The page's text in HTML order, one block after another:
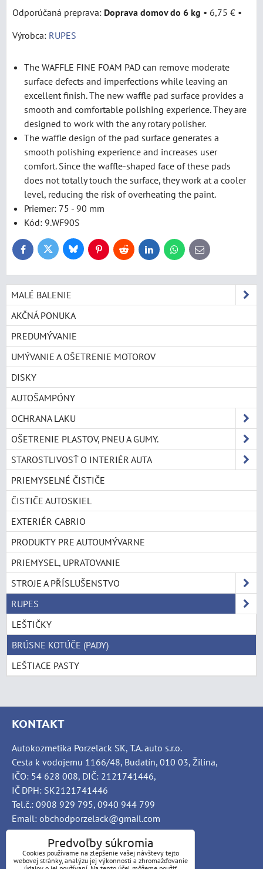
Doprava domov do 6 kg • 6,75 € •
Výrobca: RUPES
The WAFFLE FINE FOAM PAD can remove moderate
surface defects and imperfections while leaving an
excellent finish. The new waffle pad surface provides a
smooth and comfortable polishing experience. They are
designed to work with the any rotary polisher.
The waffle design of the pad surface generates a
smooth polishing experience and increases user
comfort. Since the waffle-shaped face of these pads
does not totally touch the surface, they work at a cooler
level, reducing the risk of overheating the paint.
Priemer: 75 - 90 mm
Kód: 9.WF90S
FacebookTwitter BlueskyPinterestReddit LinkedInWhatsApp
E-
mail
MALÉ BALENIE
AKČNÁ PONUKA
PREDUMÝVANIE
UMÝVANIE A OŠETRENIE MOTOROV
DISKY
AUTOŠAMPÓNY
OCHRANA LAKU
OŠETRENIE PLASTOV, PNEU A GUMY.
STAROSTLIVOSŤ O INTERIÉR AUTA
PRIEMYSELNÉ ČISTIČE
ČISTIČE AUTOSKIEL
EXTERIÉR CABRIO
PRODUKTY PRE AUTOUMÝVARNE
PRIEMYSEL, UPRATOVANIE
STROJE A PŘÍSLUŠENSTVO
RUPES
LEŠTIČKY
BRÚSNE KOTÚČE (PADY)
LEŠTIACE PASTY
KONTAKT
Autokozmetika Porzelack SK, T.A. auto s.r.o.
Cesta k vodojemu 1166/48, Budatín, 010 03, Žilina,
IČO: 54 628 008, DIČ: 2121741446,
IČ DPH: SK2121741446
Tel.č.: 0908 929 795, 0940 944 799
Email: obchodporzelack@gmail.com
INFO
Predvoľby súkromia
Cookies používame na zlepšenie vašej návštevy tejto
webovej stránky, analýzu jej výkonnosti a zhromažďovanie